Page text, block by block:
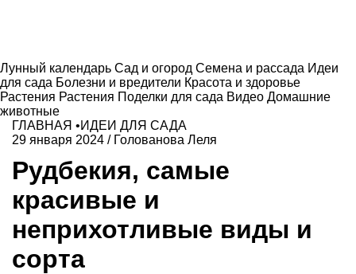
Лунный календарь Сад и огород Семена и рассада Идеи
для сада Болезни и вредители Красота и здоровье
Растения Растения Поделки для сада Видео Домашние
животные
ГЛАВНАЯ •ИДЕИ ДЛЯ САДА
29 января 2024 / Голованова Леля
Рудбекия, самые
красивые и
неприхотливые виды и
сорта